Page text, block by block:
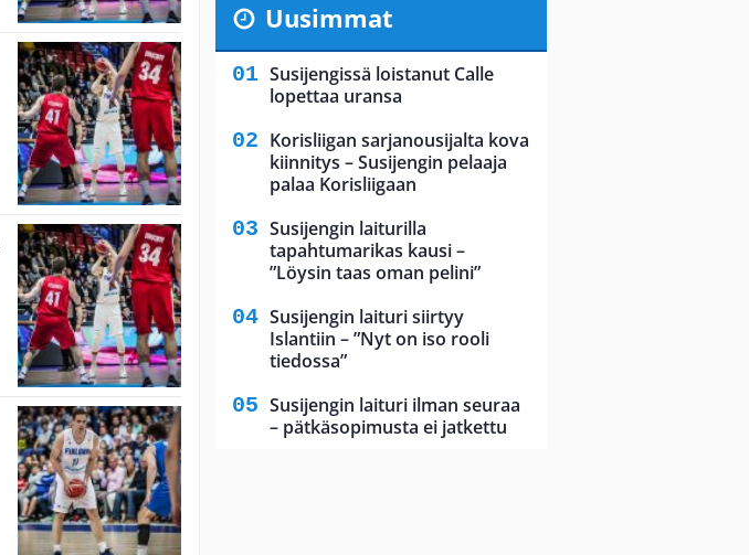
Uusimmat
Susijengissä loistanut Calle
lopettaa uransa
Korisliigan sarjanousijalta kova
kiinnitys – Susijengin pelaaja
palaa Korisliigaan
Susijengin laiturilla
tapahtumarikas kausi –
”Löysin taas oman pelini”
Susijengin laituri siirtyy
Islantiin – ”Nyt on iso rooli
tiedossa”
Susijengin laituri ilman seuraa
– pätkäsopimusta ei jatkettu